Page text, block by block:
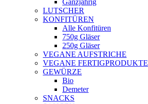
Ganzjährig
LUTSCHER
KONFITÜREN
Alle Konfitüren
750g Gläser
250g Gläser
VEGANE AUFSTRICHE
VEGANE FERTIGPRODUKTE
GEWÜRZE
Bio
Demeter
SNACKS